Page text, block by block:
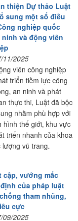
thiện Dự thảo Luật
sung một số điều
nghiệp quốc
và động viên
11/2025
viên công nghiệp
triển tiềm lực công
an ninh và phát
thực thi, Luật đã bộc
nhằm phù hợp với
hình thế giới, khu vực
triển nhanh của khoa
vũ trang.
cập, vướng mắc
của pháp luật
tham nhũng,
cực
09/2025